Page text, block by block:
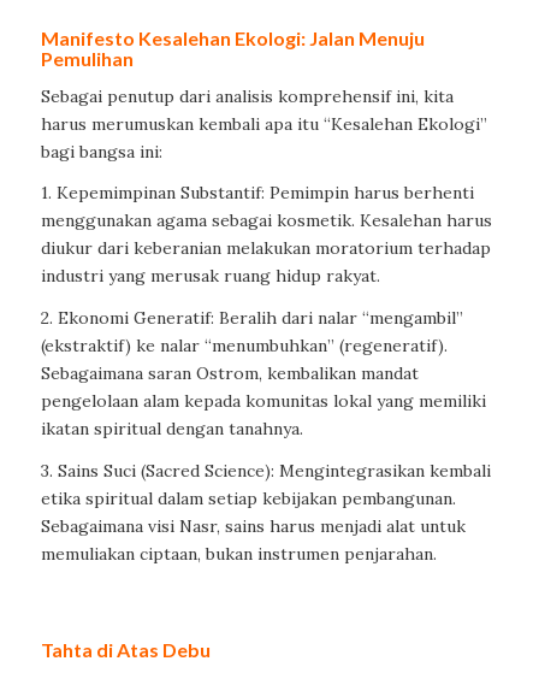
Manifesto Kesalehan Ekologi: Jalan Menuju
Pemulihan
Sebagai penutup dari analisis komprehensif ini, kita
harus merumuskan kembali apa itu “Kesalehan Ekologi”
bagi bangsa ini:
1. Kepemimpinan Substantif: Pemimpin harus berhenti
menggunakan agama sebagai kosmetik. Kesalehan harus
diukur dari keberanian melakukan moratorium terhadap
industri yang merusak ruang hidup rakyat.
2. Ekonomi Generatif: Beralih dari nalar “mengambil”
(ekstraktif) ke nalar “menumbuhkan” (regeneratif).
Sebagaimana saran Ostrom, kembalikan mandat
pengelolaan alam kepada komunitas lokal yang memiliki
ikatan spiritual dengan tanahnya.
3. Sains Suci (Sacred Science): Mengintegrasikan kembali
etika spiritual dalam setiap kebijakan pembangunan.
Sebagaimana visi Nasr, sains harus menjadi alat untuk
memuliakan ciptaan, bukan instrumen penjarahan.
Tahta di Atas Debu